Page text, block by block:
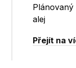
Plánovaný
alej
Přejít na